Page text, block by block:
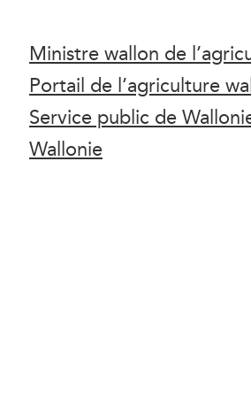
Ministre wallon de
Portail de l’agriculture
Service public de
Wallonie